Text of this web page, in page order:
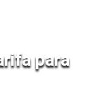
para